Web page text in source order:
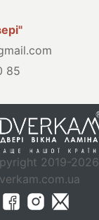
85
2019-2026